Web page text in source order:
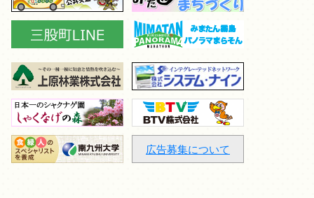
広告募集について